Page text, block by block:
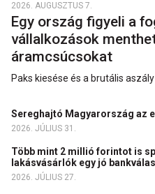
2026. AUGUSZTUS 7.
Egy ország figyeli a
vállalkozások
áramcsúcsokat
Paks kiesése és a brutális
Sereghajtó Magyarország az
2026. JÚLIUS 31.
Több mint 2 millió forintot is
lakásvásárlók egy jó
2026. JÚLIUS 27.